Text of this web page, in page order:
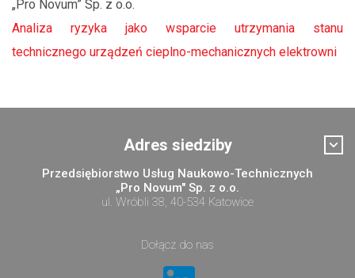
„Pro Novum” Sp. z o.o.
Analiza ryzyka jako wsparcie utrzymania stanu
technicznego urządzeń cieplno-mechanicznych elektrowni
Adres siedziby
Przedsiębiorstwo Usług Naukowo-Technicznych
„Pro Novum" Sp. z o.o.
ul. Wróbli 38, 40-534 Katowice
Dołącz do nas